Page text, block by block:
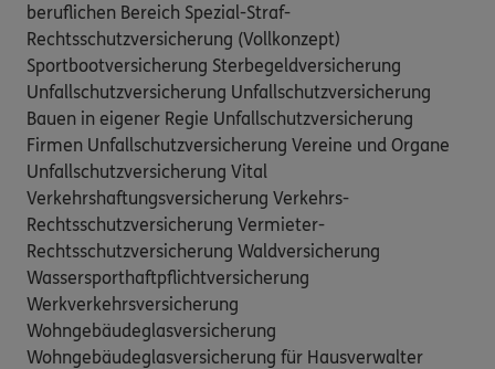
beruflichen Bereich Spezial-Straf-
Rechtsschutzversicherung (Vollkonzept)
Sportbootversicherung Sterbegeldversicherung
Unfallschutzversicherung Unfallschutzversicherung
Bauen in eigener Regie Unfallschutzversicherung
Firmen Unfallschutzversicherung Vereine und Organe
Unfallschutzversicherung Vital
Verkehrshaftungsversicherung Verkehrs-
Rechtsschutzversicherung Vermieter-
Rechtsschutzversicherung Waldversicherung
Wassersporthaftpflichtversicherung
Werkverkehrsversicherung
Wohngebäudeglasversicherung
Wohngebäudeglasversicherung für Hausverwalter